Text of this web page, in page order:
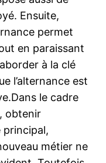
Ensuite,
permet
en paraissant
à la clé
l’alternance est
le cadre
obtenir
principal,
métier ne